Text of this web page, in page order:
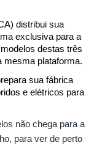
distribui sua
exclusiva para a
destas três
mesma plataforma.
sua fábrica
e elétricos para
não chega para a
para ver de perto